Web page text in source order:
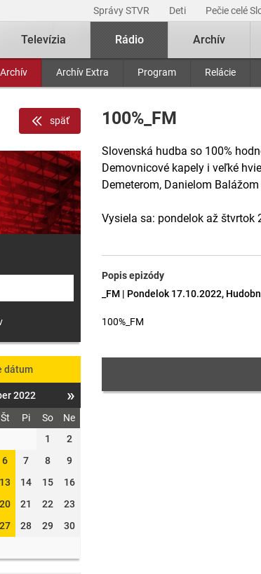
Správy STVR Deti Pečie celé
Televízia Rádio
Archív Archív Extra Program Relácie
Archív
100%_FM
Slovenská hudba so 100%
Demovnicové kapely i veľké
Demeterom, Danielom
Vysiela sa: pondelok až štvrtok
Popis epizódy
_FM | Pondelok 17.10.2022,
100%_FM
späť
dátum
2022 »
Št Pi So
Ne
1
2
6 7 8
9
13 14 15
16
20 21 22
23
27 28 29
30